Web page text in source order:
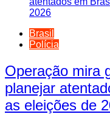
Brasil
Polícia
Operação mira
planejar
as eleições de